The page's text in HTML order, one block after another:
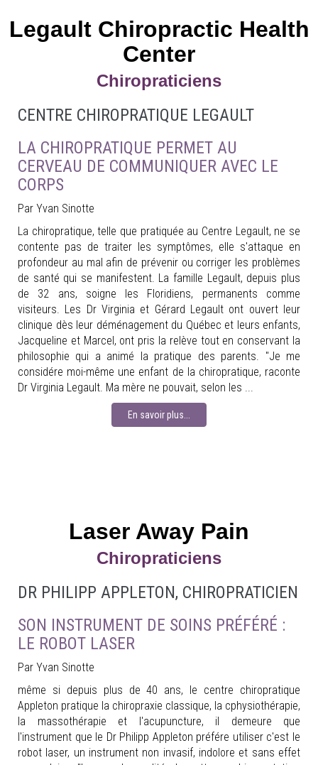
Legault Chiropractic Health
Center
Chiropraticiens
CENTRE CHIROPRATIQUE LEGAULT
LA CHIROPRATIQUE PERMET AU
CERVEAU DE COMMUNIQUER AVEC LE
CORPS
Par Yvan Sinotte
La chiropratique, telle que pratiquée au Centre Legault, ne se
contente pas de traiter les symptômes, elle s'attaque en
profondeur au mal afin de prévenir ou corriger les problèmes
de santé qui se manifestent. La famille Legault, depuis plus
de 32 ans, soigne les Floridiens, permanents comme
visiteurs. Les Dr Virginia et Gérard Legault ont ouvert leur
clinique dès leur déménagement du Québec et leurs enfants,
Jacqueline et Marcel, ont pris la relève tout en conservant la
philosophie qui a animé la pratique des parents. "Je me
considére moi-même une enfant de la chiropratique, raconte
Dr Virginia Legault. Ma mère ne pouvait, selon les ...
En savoir plus...
Laser Away Pain
Chiropraticiens
DR PHILIPP APPLETON, CHIROPRATICIEN
SON INSTRUMENT DE SOINS PRÉFÉRÉ :
LE ROBOT LASER
Par Yvan Sinotte
même si depuis plus de 40 ans, le centre chiropratique
Appleton pratique la chiropraxie classique, la cphysiothérapie,
la massothérapie et l'acupuncture, il demeure que
l'instrument que le Dr Philipp Appleton préfére utiliser c'est le
robot laser, un instrument non invasif, indolore et sans effet